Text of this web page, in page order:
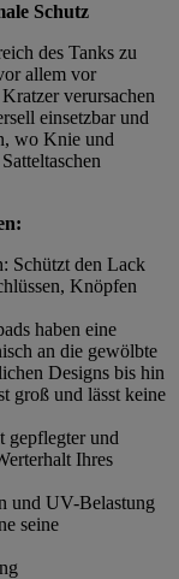
Schutz
des Tanks zu
allem vor
verursachen
einsetzbar und
wo Knie und
Schützt den Lack
Knöpfen
haben eine
an die gewölbte
Designs bis hin
groß und lässt keine
gepflegter und
Ihres
und UV-Belastung
seine